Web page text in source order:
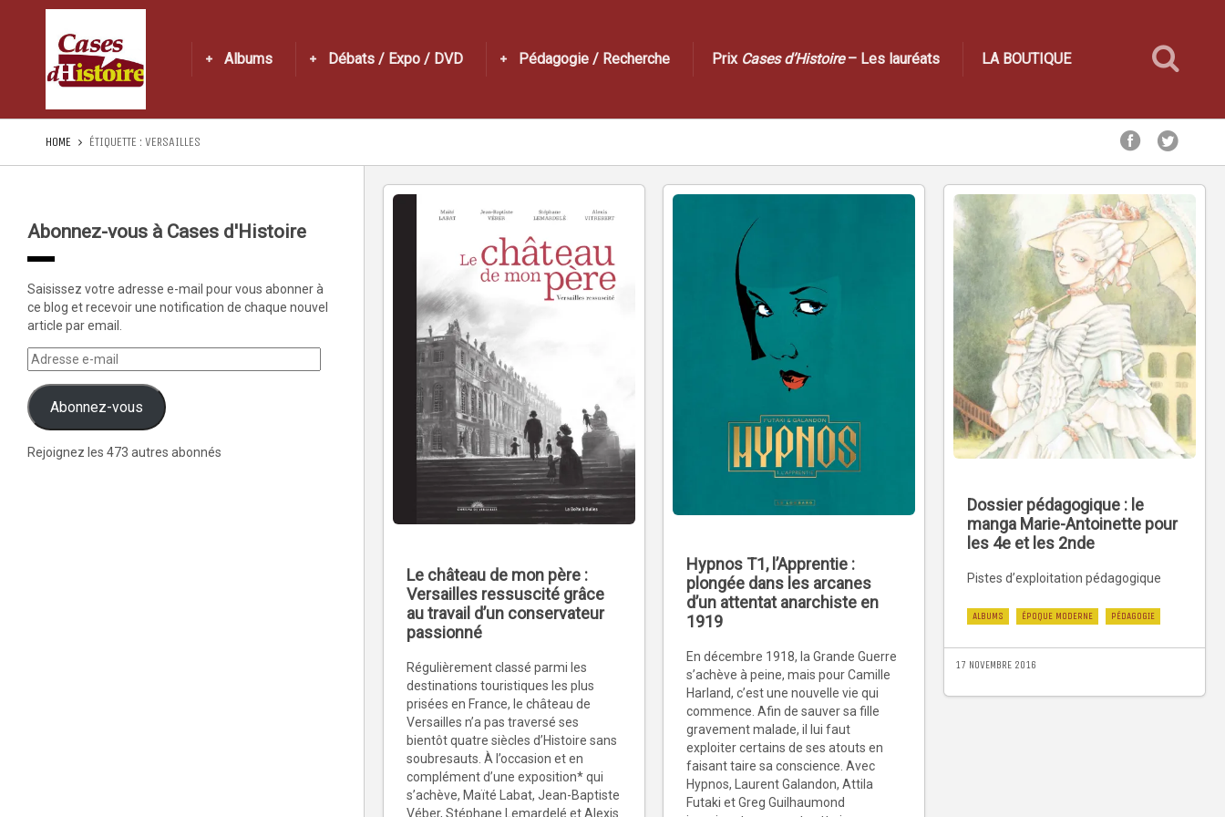
Albums Débats / Expo / DVD Pédagogie / Recherche Prix Cases d’Histoire– Les lauréats LA BOUTIQUE
HOME ÉTIQUETTE : VERSAILLES
Abonnez-vous à Cases d'Histoire
Saisissez votre adresse e-mail pour vous abonner à
ce blog et recevoir une notification de chaque nouvel
article par email.
Abonnez-vous
Rejoignez les 473 autres abonnés
Le château de mon père :
Versailles ressuscité grâce
au travail d’un conservateur
passionné
Régulièrement classé parmi les
destinations touristiques les plus
prisées en France, le château de
Versailles n’a pas traversé ses
bientôt quatre siècles d’Histoire sans
soubresauts. À l’occasion et en
complément d’une exposition* qui
s’achève, Maïté Labat, Jean-Baptiste
Véber, Stéphane Lemardelé et Alexis
Hypnos T1, l’Apprentie :
plongée dans les arcanes
d’un attentat anarchiste en
1919
En décembre 1918, la Grande Guerre
s’achève à peine, mais pour Camille
Harland, c’est une nouvelle vie qui
commence. Afin de sauver sa fille
gravement malade, il lui faut
exploiter certains de ses atouts en
faisant taire sa conscience. Avec
Hypnos, Laurent Galandon, Attila
Futaki et Greg Guilhaumond
Dossier pédagogique : le
manga Marie-Antoinette pour
les 4e et les 2nde
Pistes d’exploitation pédagogique
ALBUMS ÉPOQUE MODERNE PÉDAGOGIE
17 NOVEMBRE 2016